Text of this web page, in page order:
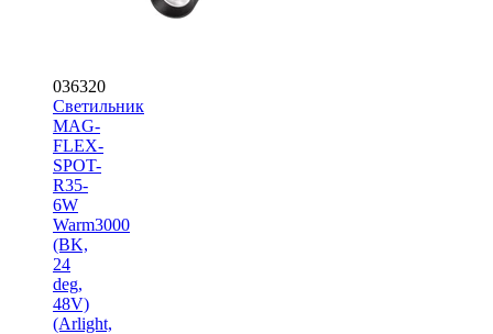
036320
Светильник
MAG-
FLEX-
SPOT-
R35-
6W
Warm3000
(BK,
24
deg,
48V)
(Arlight,